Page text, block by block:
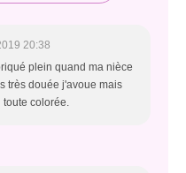
20:38
plein quand ma nièce
très douée j'avoue mais
toute colorée.